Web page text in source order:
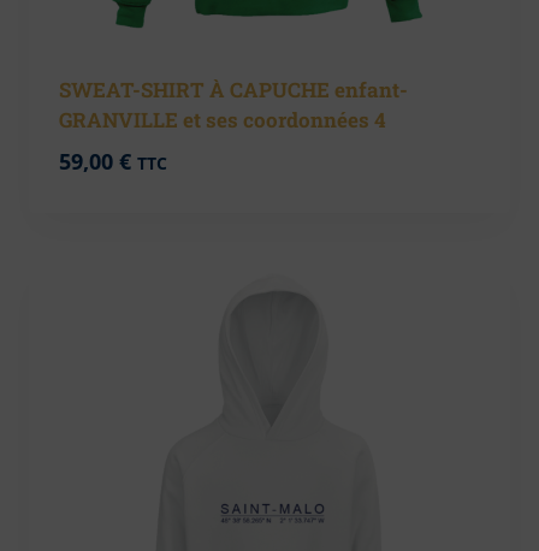
SWEAT-SHIRT À CAPUCHE enfant-
GRANVILLE et ses coordonnées 4
59,00 € TTC